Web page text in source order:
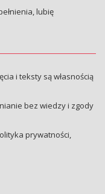
lubię
i teksty są własnością
bez wiedzy i zgody
prywatności,